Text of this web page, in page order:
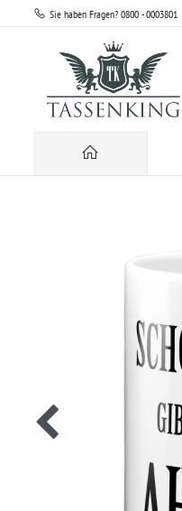
Sie haben Fragen? 0800 - 0003801
Sprüche